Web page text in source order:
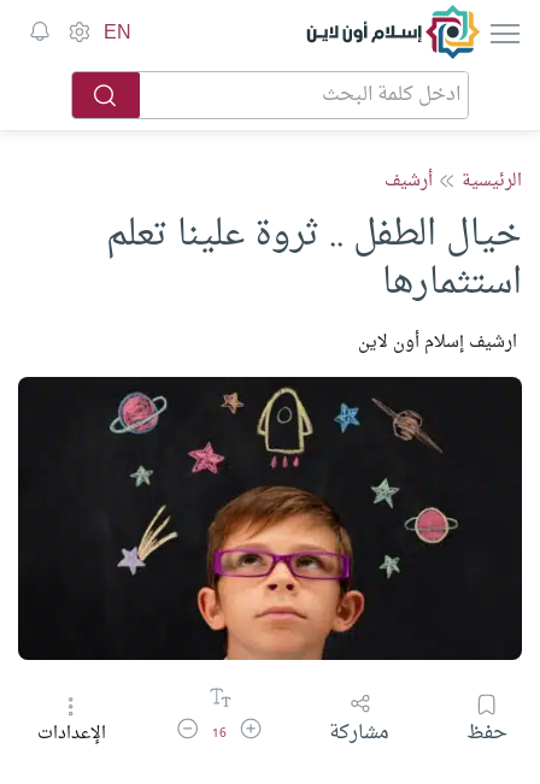
إسلام أون لاين EN
الرئيسية أرشيف
خيال الطفل .. ثروة علينا تعلم
استثمارها
ارشيف إسلام أون لاين
حفظ مشاركة زيادة حجم الخط
16 تقليل حجم الخطالإعدادات